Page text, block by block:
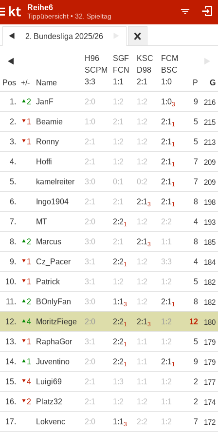
Reihe6
Tippübersicht • 32. Spieltag
2. Bundesliga 2025/26
Pos +/- Name
H96
SCPM
3:3
SGF
FCN
1:1
KSC
D98
2:1
FCM
BSC
1:0 P G
1. 2 JanF 2:0 1:2 1:2 1:03 9 216
2. 1 Beamie 1:0 2:1 1:2 2:11 5 215
3. 1 Ronny 2:1 1:2 1:2 2:11 5 213
4. Hoffi 2:1 1:2 1:2 2:11 7 209
5. kamelreiter 3:0 0:1 0:2 2:11 7 209
6. Ingo1904 2:1 2:1 2:13 2:11 8 198
7. MT 2:0 2:21 1:2 2:2 4 193
8. 2 Marcus 3:0 2:1 2:13 1:1 8 185
9. 1 Cz_Pacer 3:1 2:21 1:2 3:3 4 184
10. 1 Patrick 3:1 1:2 1:2 1:2 5 182
11. 2 BOnlyFan 3:0 1:13 1:2 2:11 8 182
12. 4 MoritzFiege 2:0 2:21 2:13 1:2 12 180
13. 1 RaphaGor 3:1 2:21 1:1 1:2 5 179
14. 1 Juventino 2:0 2:21 1:1 2:11 9 179
15. 4 Luigi69 2:1 1:3 1:1 1:2 2 177
16. 2 Platz32 2:1 1:2 1:2 1:1 2 174
17. Lokvenc 2:0 1:13 2:2 1:2 7 172